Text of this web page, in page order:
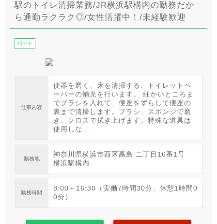
駅のトイレ清掃業務/JR横浜駅構内の勤務だか
ら通勤ラクラク◎/女性活躍中！/未経験歓迎
パート
仕事内容
便器を磨く、床を清掃する、トイレットペ
ーパーの補充を行います。 細かいところま
でブラシを入れて、便座をずらして便座の
裏まで清掃します。ブラシ、スポンジで磨
き、クロスで拭き上げます。特殊な道具は
使用しな...
勤務地
神奈川県横浜市西区高島 二丁目16番1号
横浜駅構内
勤務時間
8:00～16:30（実働7時間30分、休憩1時間0
0分）